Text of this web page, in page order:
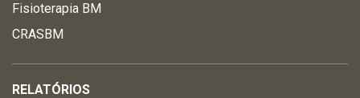
Fisioterapia BM
CRASBM
RELATÓRIOS